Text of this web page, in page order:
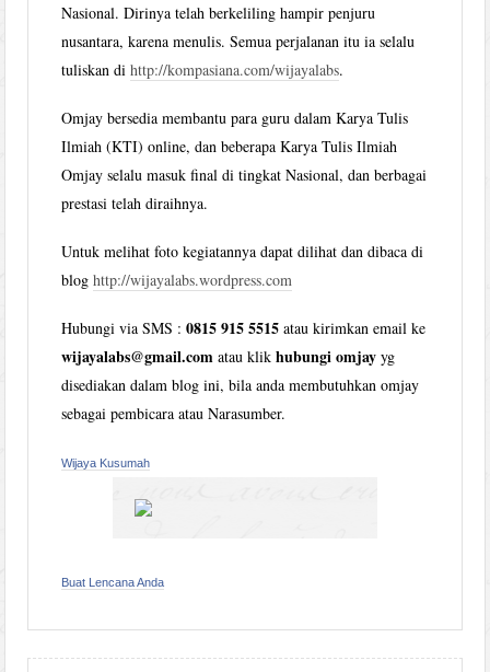
Nasional. Dirinya telah berkeliling hampir penjuru
nusantara, karena menulis. Semua perjalanan itu ia selalu
tuliskan dihttp://kompasiana.com/wijayalabs.
Omjay bersedia membantu para guru dalam Karya Tulis
Ilmiah (KTI) online, dan beberapa Karya Tulis Ilmiah
Omjay selalu masuk final di tingkat Nasional, dan berbagai
prestasi telah diraihnya.
Untuk melihat foto kegiatannya dapat dilihat dan dibaca di
bloghttp://wijayalabs.wordpress.com
Hubungi via SMS :0815 915 5515 atau kirimkan email ke
wijayalabs@gmail.com atau klikhubungi omjay yg
disediakan dalam blog ini, bila anda membutuhkan omjay
sebagai pembicara atau Narasumber.
Wijaya Kusumah
Buat Lencana Anda